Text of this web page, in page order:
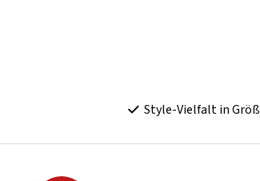
Style-Vielfalt in